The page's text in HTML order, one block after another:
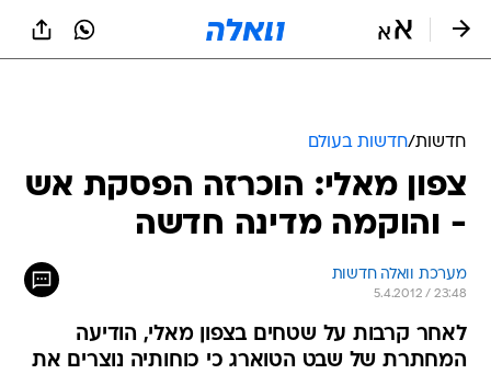
חדשות/חדשות בעולם
צפון מאלי: הוכרזה הפסקת אש
- והוקמה מדינה חדשה
מערכת וואלה חדשות
5.4.2012 / 23:48
לאחר קרבות על שטחים בצפון מאלי, הודיעה
המחתרת של שבט הטוארג כי כוחותיה נוצרים את